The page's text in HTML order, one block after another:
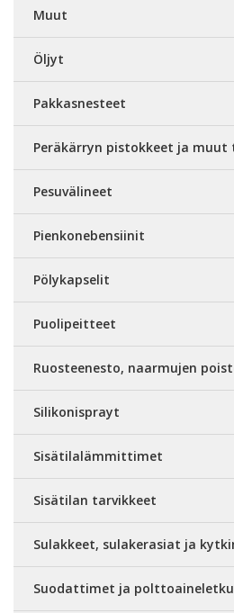
Muut
Öljyt
Pakkasnesteet
Peräkärryn pistokkeet ja muut
Pesuvälineet
Pienkonebensiinit
Pölykapselit
Puolipeitteet
Ruosteenesto, naarmujen
Silikonisprayt
Sisätilalämmittimet
Sisätilan tarvikkeet
Sulakkeet, sulakerasiat ja
Suodattimet ja